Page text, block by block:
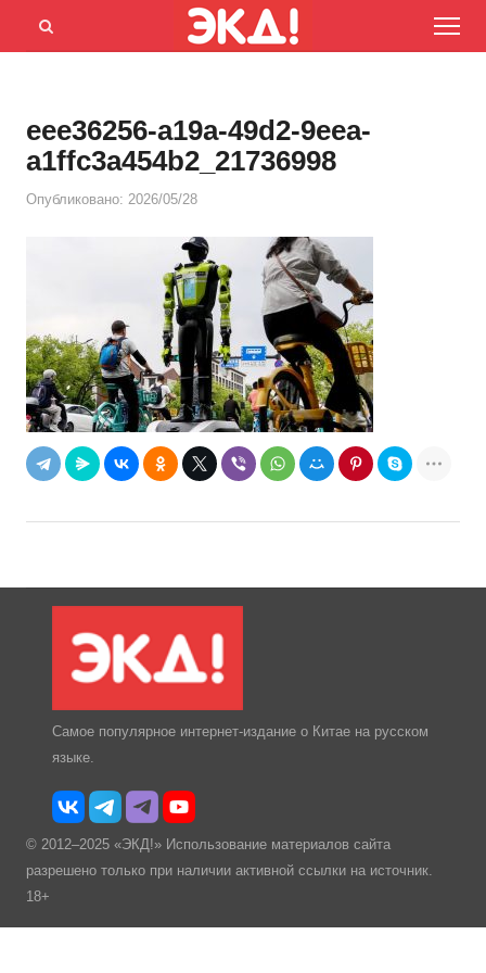
Menu
Открыть
eee36256-a19a-49d2-9eea-
a1ffc3a454b2_21736998
Опубликовано: 2026/05/28
Самое популярное интернет-издание о Китае на русском
языке.
© 2012–2025 «ЭКД!» Использование материалов сайта
разрешено только при наличии активной ссылки на источник.
18+